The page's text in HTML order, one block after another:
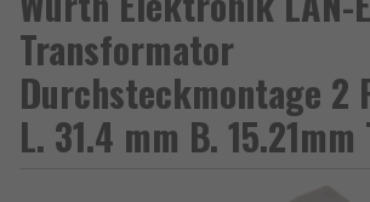
Transformator
Durchsteckmontage 2
L. 31.4 mm B. 15.21mm